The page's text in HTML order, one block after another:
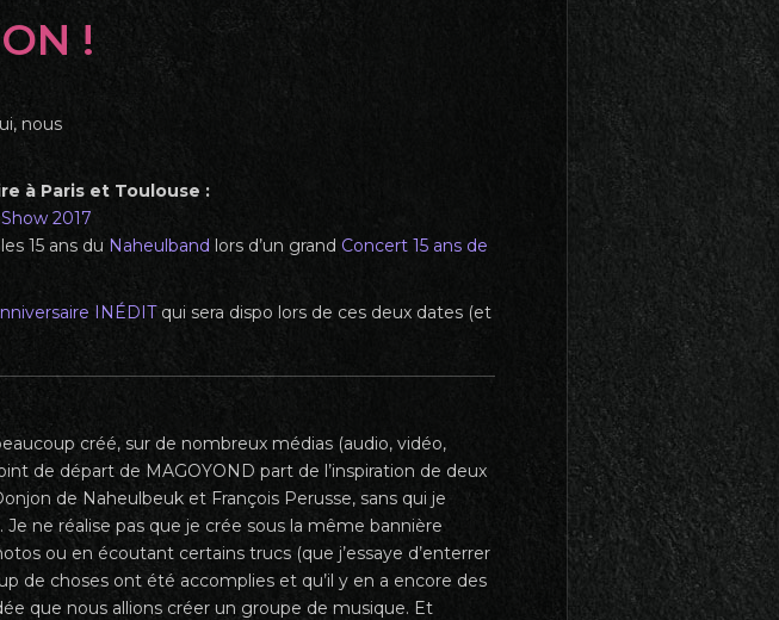
!
nous
à Paris et Toulouse :
2017
15 ans du Naheulband lors d’un grand Concert 15 ans de
INÉDITqui sera dispo lors de ces deux dates (et
créé, sur de nombreux médias (audio, vidéo,
de départ de MAGOYOND part de l’inspiration de deux
de Naheulbeuk et François Perusse, sans qui je
Je ne réalise pas que je crée sous la même bannière
ou en écoutant certains trucs (que j’essaye d’enterrer
de choses ont été accomplies et qu’il y en a encore des
que nous allions créer un groupe de musique. Et